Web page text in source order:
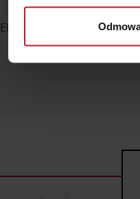
Dowiedz się więcej
Wykorzystujemy pliki
W SALONIE